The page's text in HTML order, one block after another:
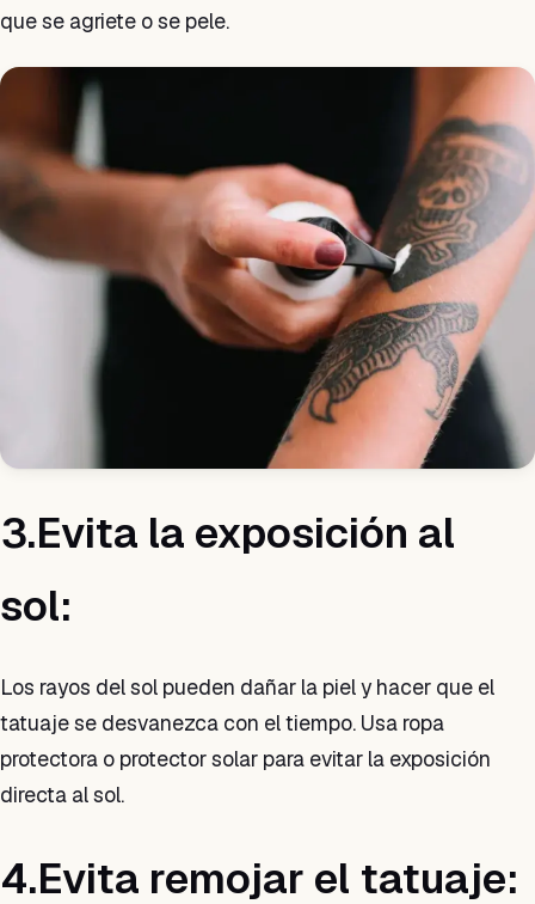
que se agriete o se pele.
3.Evita la exposición al
sol:
Los rayos del sol pueden dañar la piel y hacer que el
tatuaje se desvanezca con el tiempo. Usa ropa
protectora o protector solar para evitar la exposición
directa al sol.
4.Evita remojar el tatuaje: